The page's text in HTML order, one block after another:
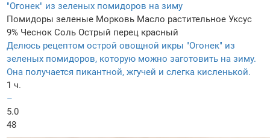
"Огонек" из зеленых помидоров на зиму
Помидоры зеленые Морковь Масло растительное Уксус
9% Чеснок Соль Острый перец красный
Делюсь рецептом острой овощной икры "Огонек" из
зеленых помидоров, которую можно заготовить на зиму.
Она получается пикантной, жгучей и слегка кисленькой.
1 ч.
–
5.0
48